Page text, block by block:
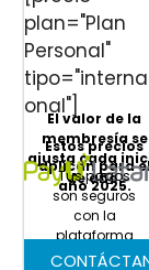
plan="Plan
Personal"
onal"]El valor de la
membresía se
ajusta cada
de año.
Estos precios
aplican para
año 2025.
Tus pagos
son seguros
con la
plataforma
de pagos